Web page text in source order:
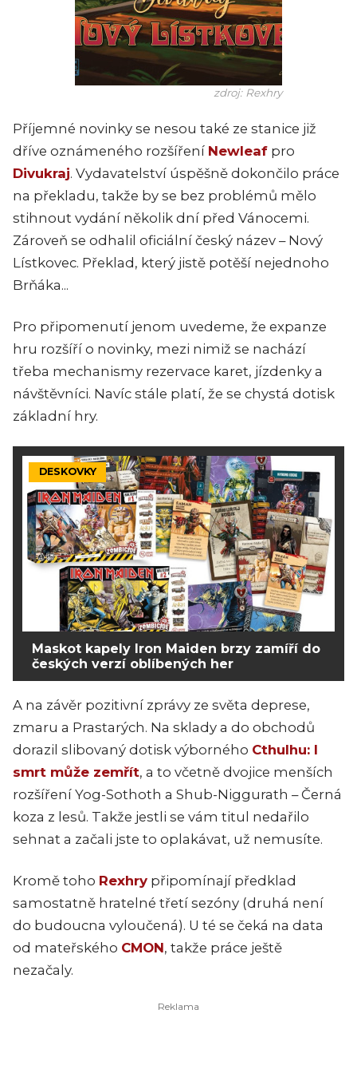
zdroj: Rexhry
Příjemné novinky se nesou také ze stanice již
dříve oznámeného rozšíření Newleaf pro
Divukraj. Vydavatelství úspěšně dokončilo práce
na překladu, takže by se bez problémů mělo
stihnout vydání několik dní před Vánocemi.
Zároveň se odhalil oficiální český název – Nový
Lístkovec. Překlad, který jistě potěší nejednoho
Brňáka...
Pro připomenutí jenom uvedeme, že expanze
hru rozšíří o novinky, mezi nimiž se nachází
třeba mechanismy rezervace karet, jízdenky a
návštěvníci. Navíc stále platí, že se chystá dotisk
základní hry.
DESKOVKY
Maskot kapely Iron Maiden brzy zamíří do
českých verzí oblíbených her
A na závěr pozitivní zprávy ze světa deprese,
zmaru a Prastarých. Na sklady a do obchodů
dorazil slibovaný dotisk výborného Cthulhu: I
smrt může zemřít, a to včetně dvojice menších
rozšíření Yog-Sothoth a Shub-Niggurath – Černá
koza z lesů. Takže jestli se vám titul nedařilo
sehnat a začali jste to oplakávat, už nemusíte.
Kromě toho Rexhry připomínají předklad
samostatně hratelné třetí sezóny (druhá není
do budoucna vyloučená). U té se čeká na data
od mateřského CMON, takže práce ještě
nezačaly.